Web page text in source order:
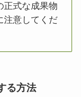
正式な成果物
注意してくだ
る方法